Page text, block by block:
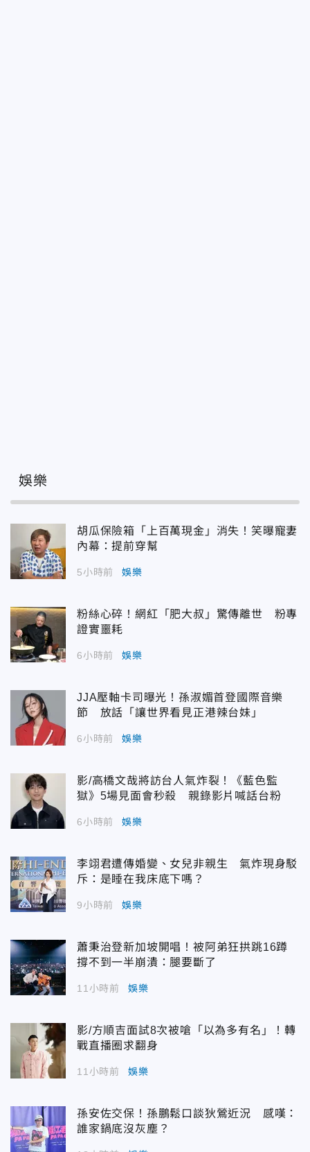
娛樂
胡瓜保險箱「上百萬現金」消失！笑曝寵妻
內幕：提前穿幫
5小時前 娛樂
粉絲心碎！網紅「肥大叔」驚傳離世 粉專
證實噩耗
6小時前 娛樂
JJA壓軸卡司曝光！孫淑媚首登國際音樂
節 放話「讓世界看見正港辣台妹」
6小時前 娛樂
影/高橋文哉將訪台人氣炸裂！《藍色監
獄》5場見面會秒殺 親錄影片喊話台粉
6小時前 娛樂
李翊君遭傳婚變、女兒非親生 氣炸現身駁
斥：是睡在我床底下嗎？
9小時前 娛樂
蕭秉治登新加坡開唱！被阿弟狂拱跳16蹲
撐不到一半崩潰：腿要斷了
11小時前 娛樂
影/方順吉面試8次被嗆「以為多有名」！轉
戰直播圈求翻身
11小時前 娛樂
孫安佐交保！孫鵬鬆口談狄鶯近況 感嘆：
誰家鍋底沒灰塵？